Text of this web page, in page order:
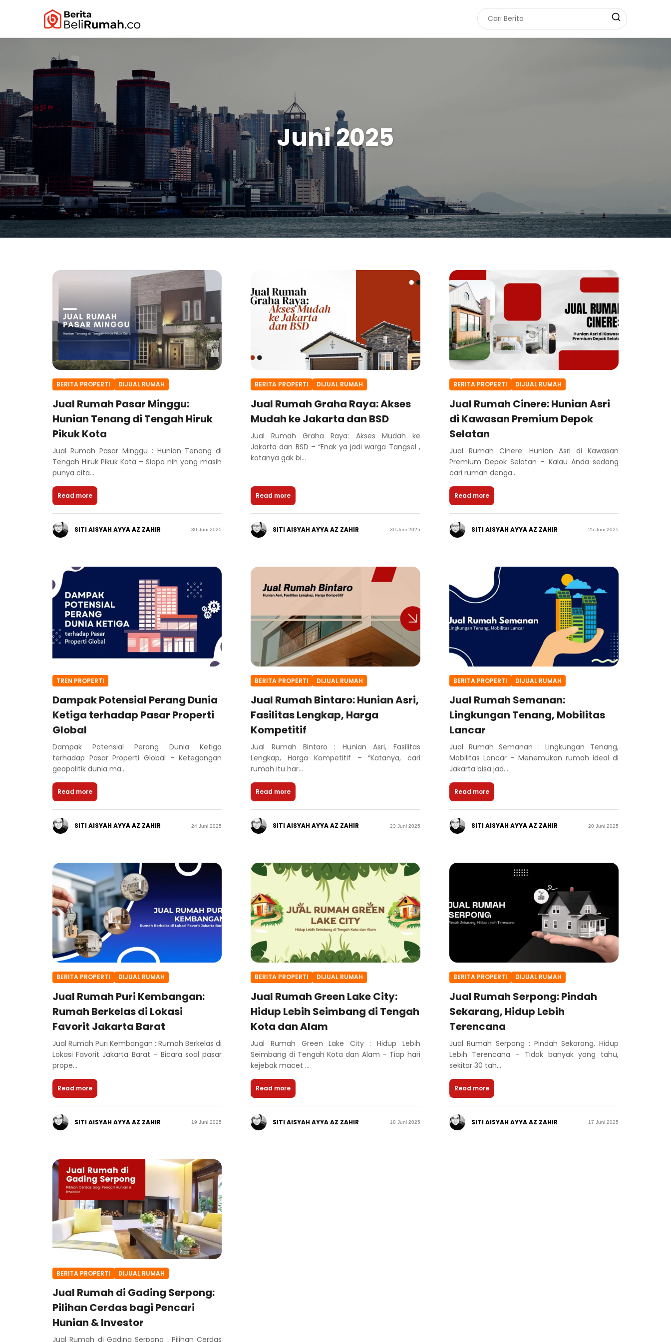
Juni 2025
BERITA PROPERTI DIJUAL RUMAH
Jual Rumah Pasar Minggu:
Hunian Tenang di Tengah Hiruk
Pikuk Kota
Jual Rumah Pasar Minggu : Hunian Tenang di
Tengah Hiruk Pikuk Kota – Siapa nih yang masih
punya cita...
Read more
SITI AISYAH AYYA AZ ZAHIR 30 Juni 2025
BERITA PROPERTI DIJUAL RUMAH
Jual Rumah Graha Raya: Akses
Mudah ke Jakarta dan BSD
Jual Rumah Graha Raya: Akses Mudah ke
Jakarta dan BSD – “Enak ya jadi warga Tangsel ,
kotanya gak bi...
Read more
SITI AISYAH AYYA AZ ZAHIR 30 Juni 2025
BERITA PROPERTI DIJUAL RUMAH
Jual Rumah Cinere: Hunian Asri
di Kawasan Premium Depok
Selatan
Jual Rumah Cinere: Hunian Asri di Kawasan
Premium Depok Selatan – Kalau Anda sedang
cari rumah denga...
Read more
SITI AISYAH AYYA AZ ZAHIR 25 Juni 2025
TREN PROPERTI
Dampak Potensial Perang Dunia
Ketiga terhadap Pasar Properti
Global
Dampak Potensial Perang Dunia Ketiga
terhadap Pasar Properti Global – Ketegangan
geopolitik dunia ma...
Read more
SITI AISYAH AYYA AZ ZAHIR 24 Juni 2025
BERITA PROPERTI DIJUAL RUMAH
Jual Rumah Bintaro: Hunian Asri,
Fasilitas Lengkap, Harga
Kompetitif
Jual Rumah Bintaro : Hunian Asri, Fasilitas
Lengkap, Harga Kompetitif – “Katanya, cari
rumah itu har...
Read more
SITI AISYAH AYYA AZ ZAHIR 23 Juni 2025
BERITA PROPERTI DIJUAL RUMAH
Jual Rumah Semanan:
Lingkungan Tenang, Mobilitas
Lancar
Jual Rumah Semanan : Lingkungan Tenang,
Mobilitas Lancar – Menemukan rumah ideal di
Jakarta bisa jad...
Read more
SITI AISYAH AYYA AZ ZAHIR 20 Juni 2025
BERITA PROPERTI DIJUAL RUMAH
Jual Rumah Puri Kembangan:
Rumah Berkelas di Lokasi
Favorit Jakarta Barat
Jual Rumah Puri Kembangan : Rumah Berkelas di
Lokasi Favorit Jakarta Barat – Bicara soal pasar
prope...
Read more
SITI AISYAH AYYA AZ ZAHIR 19 Juni 2025
BERITA PROPERTI DIJUAL RUMAH
Jual Rumah Green Lake City:
Hidup Lebih Seimbang di Tengah
Kota dan Alam
Jual Rumah Green Lake City : Hidup Lebih
Seimbang di Tengah Kota dan Alam – Tiap hari
kejebak macet ...
Read more
SITI AISYAH AYYA AZ ZAHIR 18 Juni 2025
BERITA PROPERTI DIJUAL RUMAH
Jual Rumah Serpong: Pindah
Sekarang, Hidup Lebih
Terencana
Jual Rumah Serpong : Pindah Sekarang, Hidup
Lebih Terencana – Tidak banyak yang tahu,
sekitar 30 tah...
Read more
SITI AISYAH AYYA AZ ZAHIR 17 Juni 2025
BERITA PROPERTI DIJUAL RUMAH
Jual Rumah di Gading Serpong:
Pilihan Cerdas bagi Pencari
Hunian & Investor
Jual Rumah di Gading Serpong : Pilihan Cerdas